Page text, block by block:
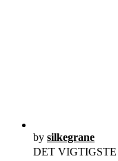
by silkegrane
DET